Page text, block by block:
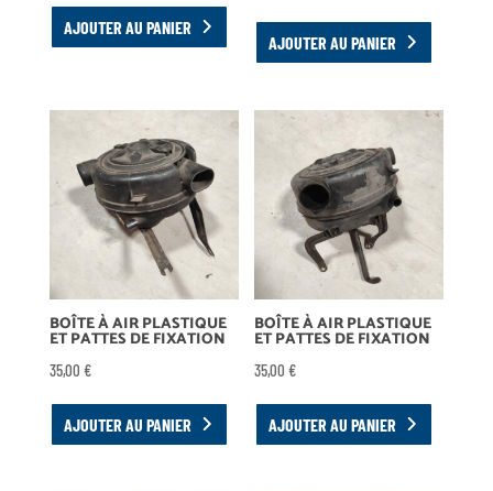
AJOUTER AU PANIER
AJOUTER AU PANIER
BOÎTE À AIR PLASTIQUE
ET PATTES DE FIXATION
35,00 €
AJOUTER AU PANIER
BOÎTE À AIR PLASTIQUE
ET PATTES DE FIXATION
35,00€
AJOUTER AU PANIER